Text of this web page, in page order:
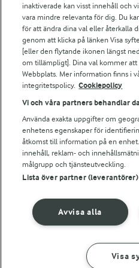
GÖR SÅ HÄR
Arla webbshop
Bildbank
Följ oss
© 2026 Arla Foods
Integritetspolicy
inaktiverade kan visst innehåll och
vara mindre relevanta för dig. Du
för att ändra dina val eller återkalla
genom att klicka på länken Visa
[eller den flytande ikonen längst
om tillämpligt]. Dina val kommer
Webbplats. Mer information finns i
integritetspolicy. Cookiepolicy
Vi och våra partners behandlar
Använda exakta uppgifter om
enhetens egenskaper för
åtkomst till information på en
innehåll, reklam- och
målgrupp och tjänsteutveckling.
Lista över partner (leverantörer)
Avvisa alla
Visa